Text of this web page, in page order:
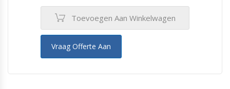
Toevoegen Aan Winkelwagen
Vraag Offerte Aan